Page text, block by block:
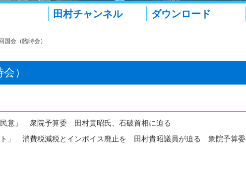
田村チャンネル ダウンロード
国会（臨時会）
）
民意」 衆院予算委 田村貴昭氏、石破首相に迫る
ト」 消費税減税とインボイス廃止を 田村貴昭議員が迫る 衆院予算委